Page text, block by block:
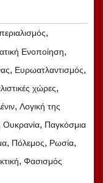
,
Ενοποίηση,
, Ευρωατλαντισμός,
χώρες,
, Λογική της
Ουκρανία, Παγκόσμια
, Πόλεμος, Ρωσία,
, Φασισμός